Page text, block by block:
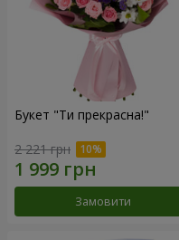
Букет "Ти прекрасна!"
2 221 грн
Замовити